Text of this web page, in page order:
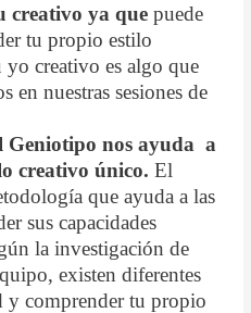
creativo ya que puede
tu propio estilo
creativo es algo que
en nuestras sesiones de
Geniotipo nos ayuda a
creativo único. El
que ayuda a las
sus capacidades
la investigación de
existen diferentes
y comprender tu propio